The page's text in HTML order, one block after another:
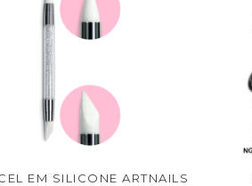
EM SILICONE ARTNAILS